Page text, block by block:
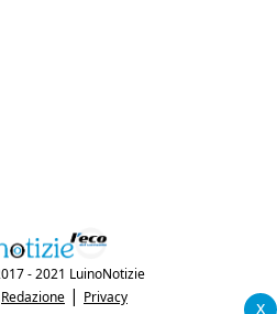
x
- 2021 LuinoNotizie
Redazione | Privacy